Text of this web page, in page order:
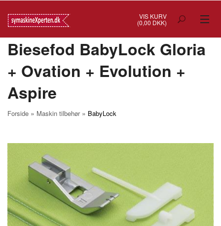
VIS KURV
(0,00 DKK)
TILBUD
SYMASKINER
OVERLOCK
INDUSTRI
BRUGTE/DEMO
MASKIN TILBEHØR
SYTILBEHØR
Biesefod BabyLock Gloria
+ Ovation + Evolution +
Aspire
Forside » Maskin tilbehør» BabyLock